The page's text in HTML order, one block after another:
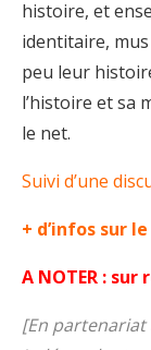
histoire, et
identitaire,
peu leur
l’histoire et sa
le net.
Suivi d’une
+ d’infos sur
A NOTER :
[En partenariat